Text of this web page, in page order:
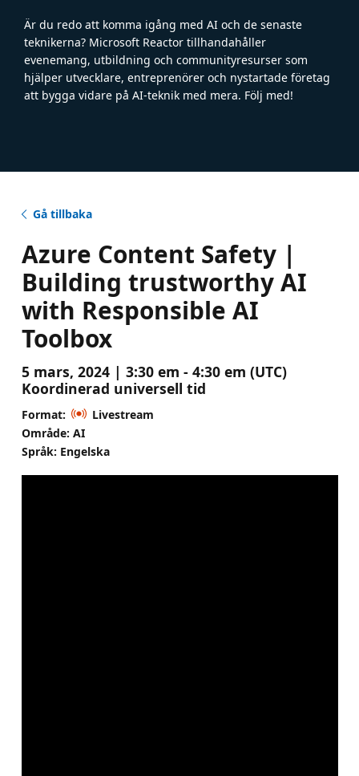
Är du redo att komma igång med AI och de senaste
teknikerna? Microsoft Reactor tillhandahåller
evenemang, utbildning och communityresurser som
hjälper utvecklare, entreprenörer och nystartade företag
att bygga vidare på AI-teknik med mera. Följ med!
Gå tillbaka
Azure Content Safety |
Building trustworthy AI
with Responsible AI
Toolbox
5 mars, 2024 | 3:30 em - 4:30 em (UTC)
Koordinerad universell tid
Format:
Livestream
Område: AI
Språk: Engelska